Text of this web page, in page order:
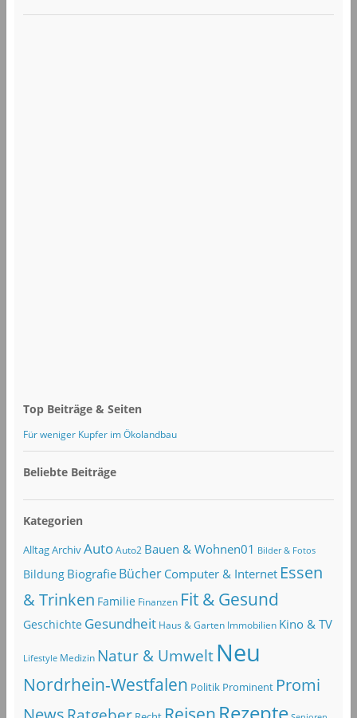
Top Beiträge & Seiten
Für weniger Kupfer im Ökolandbau
Beliebte Beiträge
Kategorien
AlltagArchivAuto Auto2 Bauen & Wohnen01 Bilder & Fotos
Bildung Biografie Bücher Computer & Internet Essen
& Trinken Familie Finanzen Fit & Gesund
Geschichte Gesundheit Haus & Garten Immobilien Kino & TV
Lifestyle Medizin Natur & Umwelt Neu
Nordrhein-Westfalen Politik Prominent Promi
Rezepte